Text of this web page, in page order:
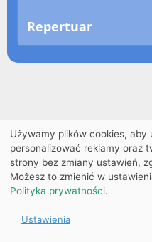
Repertuar
Używamy plików cookies, aby
personalizować reklamy oraz
strony bez zmiany ustawień,
Możesz to zmienić w
Polityka prywatności.
Ustawienia